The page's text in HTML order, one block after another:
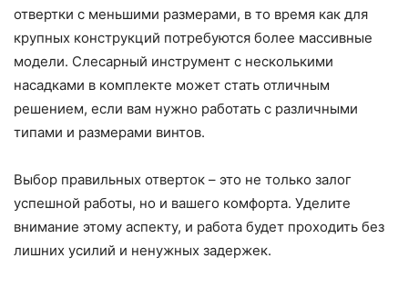
отвертки с меньшими размерами, в то время как для
крупных конструкций потребуются более массивные
модели. Слесарный инструмент с несколькими
насадками в комплекте может стать отличным
решением, если вам нужно работать с различными
типами и размерами винтов.
Выбор правильных отверток – это не только залог
успешной работы, но и вашего комфорта. Уделите
внимание этому аспекту, и работа будет проходить без
лишних усилий и ненужных задержек.